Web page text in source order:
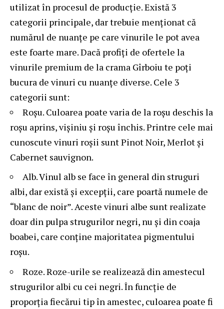
utilizat în procesul de producție. Există 3
categorii principale, dar trebuie menționat că
numărul de nuanțe pe care vinurile le pot avea
este foarte mare. Dacă profiți de ofertele la
vinurile premium de la crama Gîrboiu te poți
bucura de vinuri cu nuanțe diverse. Cele 3
categorii sunt:
Roșu. Culoarea poate varia de la roșu deschis la
roșu aprins, vișiniu și roșu închis. Printre cele mai
cunoscute vinuri roșii sunt Pinot Noir, Merlot și
Cabernet sauvignon.
Alb. Vinul alb se face în general din struguri
albi, dar există și excepții, care poartă numele de
“blanc de noir”. Aceste vinuri albe sunt realizate
doar din pulpa strugurilor negri, nu și din coaja
boabei, care conține majoritatea pigmentului
roșu.
Roze. Roze-urile se realizează din amestecul
strugurilor albi cu cei negri. În funcție de
proporția fiecărui tip în amestec, culoarea poate fi